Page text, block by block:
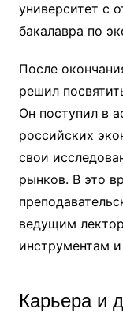
университет с
бакалавра по
После
решил
Он поступил в
российских
свои
рынков. В это
ведущим
инструментам
Карьера и